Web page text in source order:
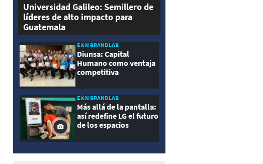
Universidad Galileo: Semillero de
líderes de alto impacto para
Guatemala
E&N BRANDLAB
Diunsa: Capital
Humano como ventaja
competitiva
E&N BRANDLAB
Más allá de la pantalla:
así redefine LG el futuro
de los espacios